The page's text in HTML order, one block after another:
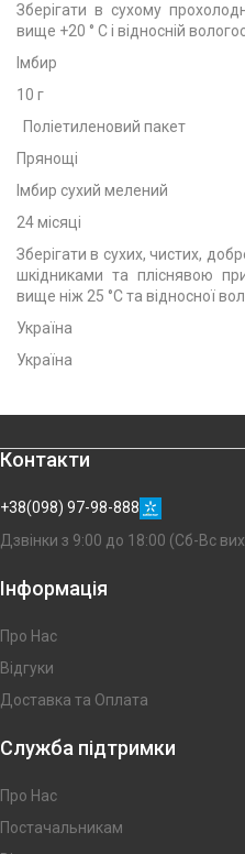
Зберігати в сухому
вище +20 ° С і відносній
Імбир
10 г
Поліетиленовий пакет
Прянощі
Імбир сухий мелений
24 місяці
Зберігати в сухих, чистих,
шкідниками та пліснявою
вище ніж 25 °С та відносної
Україна
Україна
Контакти
+38(098) 97-98-888
Дзвінки з 9:00 до 18:00 (Сб-Вс
Інформація
Про Нас
Відгуки
Доставка та Оплата
Служба підтримки
Про Нас
Постачальникам